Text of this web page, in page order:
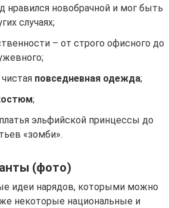
нравился новобрачной и мог быть
случаях;
– от строго офисного до
повседневная одежда;
;
эльфийской принцессы до
«зомби».
(фото)
идеи нарядов, которыми можно
некоторые национальные и